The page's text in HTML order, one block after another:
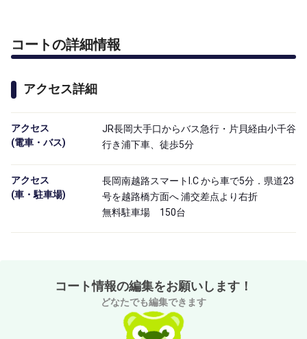
コートの詳細情報
アクセス詳細
アクセス
(電車・バス)
JR長岡大手口からバス急行・片貝経由小千谷
行き浦下車、徒歩5分
アクセス
(車・駐車場)
長岡南越路スマートI.C から車で5分．県道23
号を越路橋方面へ 浦交差点より右折
無料駐車場 150台
コート情報の編集をお願いします！
どなたでも編集できます